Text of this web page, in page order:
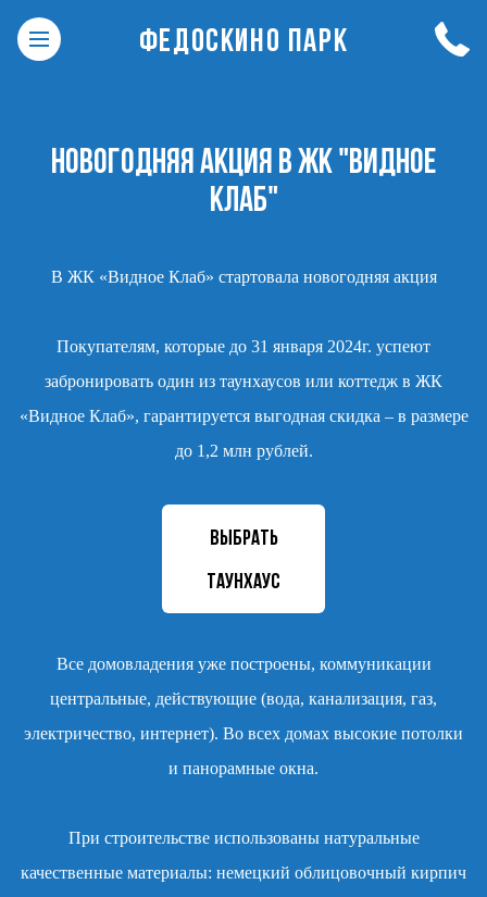
ФЕДОСКИНО ПАРК
НОВОГОДНЯЯ АКЦИЯ В ЖК "ВИДНОЕ
КЛАБ"
В ЖК «Видное Клаб» стартовала новогодняя акция
Покупателям, которые до 31 января 2024г. успеют
забронировать один из таунхаусов или коттедж в ЖК
«Видное Клаб», гарантируется выгодная скидка – в размере
до 1,2 млн рублей.
ВЫБРАТЬ
ТАУНХАУС
Все домовладения уже построены, коммуникации
центральные, действующие (вода, канализация, газ,
электричество, интернет). Во всех домах высокие потолки
и панорамные окна.
При строительстве использованы натуральные
качественные материалы: немецкий облицовочный кирпич